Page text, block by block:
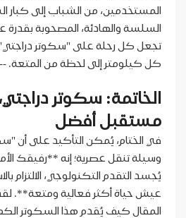
المستخدمين، من الشباب إلى كبار
السلسة والهادئة، المصحوبة بقدرة
تجعل كل رحلة على "سكوتر دراجتي"
كل كيلومتر إلى لحظة من المتعة.
الخاتمة: سكوتر
مستقبل أفضل
في الختام، يُمكن التأكيد على أن
وسيلة تنقل عصرية؛ إنه **رفيقك
يُجسد التقدم التكنولوجي، الالتزام
عيش حياة أكثر فعالية ومتعة**.
المقال كيف يُقدم هذا السكوتر